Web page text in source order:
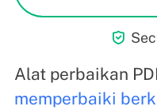

Alat perbaikan
memperbaiki